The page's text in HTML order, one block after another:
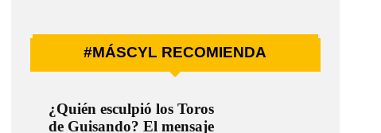
#MÁSCYL RECOMIENDA
¿Quién esculpió los Toros
de Guisando? El mensaje